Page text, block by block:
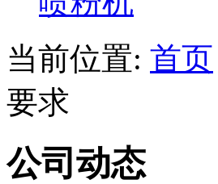
当前位置: 首页
要求
公司动态